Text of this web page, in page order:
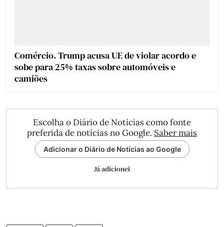
Comércio. Trump acusa UE de violar acordo e
sobe para 25% taxas sobre automóveis e
camiões
Escolha o Diário de Notícias como fonte
preferida de notícias no Google. Saber mais
Adicionar o Diário de Notícias ao Google
Já adicionei